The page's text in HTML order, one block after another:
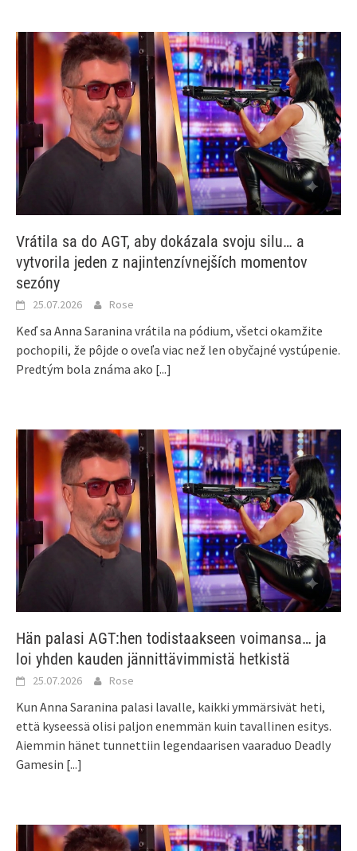
Vrátila sa do AGT, aby dokázala svoju silu… a
vytvorila jeden z najintenzívnejších momentov
sezóny
25.07.2026 Rose
Keď sa Anna Saranina vrátila na pódium, všetci okamžite
pochopili, že pôjde o oveľa viac než len obyčajné vystúpenie.
Predtým bola známa ako [...]
Hän palasi AGT:hen todistaakseen voimansa… ja
loi yhden kauden jännittävimmistä hetkistä
25.07.2026 Rose
Kun Anna Saranina palasi lavalle, kaikki ymmärsivät heti,
että kyseessä olisi paljon enemmän kuin tavallinen esitys.
Aiemmin hänet tunnettiin legendaarisen vaaraduo Deadly
Gamesin [...]